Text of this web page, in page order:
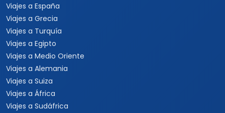
Viajes a España
Viajes a Grecia
Viajes a Turquía
Viajes a Egipto
Viajes a Medio Oriente
Viajes a Alemania
Viajes a Suiza
Viajes a África
Viajes a Sudáfrica